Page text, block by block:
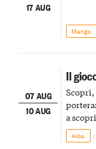
17 AUG
Mango
07 AUG
10 AUG
Il
Scopri,
a
Alba